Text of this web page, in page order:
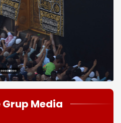
As Saat Menanjak,
Tabrakan Beruntun
di Ciwidey
Botol Miras Ilegal di
Citamiang
di Purwakarta